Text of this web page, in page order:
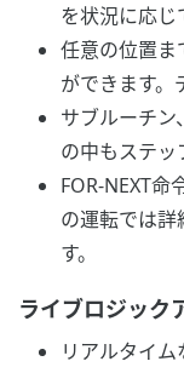
を状況に応じ
任意の位置ま
ができます。
サブルーチン
の中もステッ
FOR-NEXT命
の運転では詳
す。
ライブロジック
リアルタイム